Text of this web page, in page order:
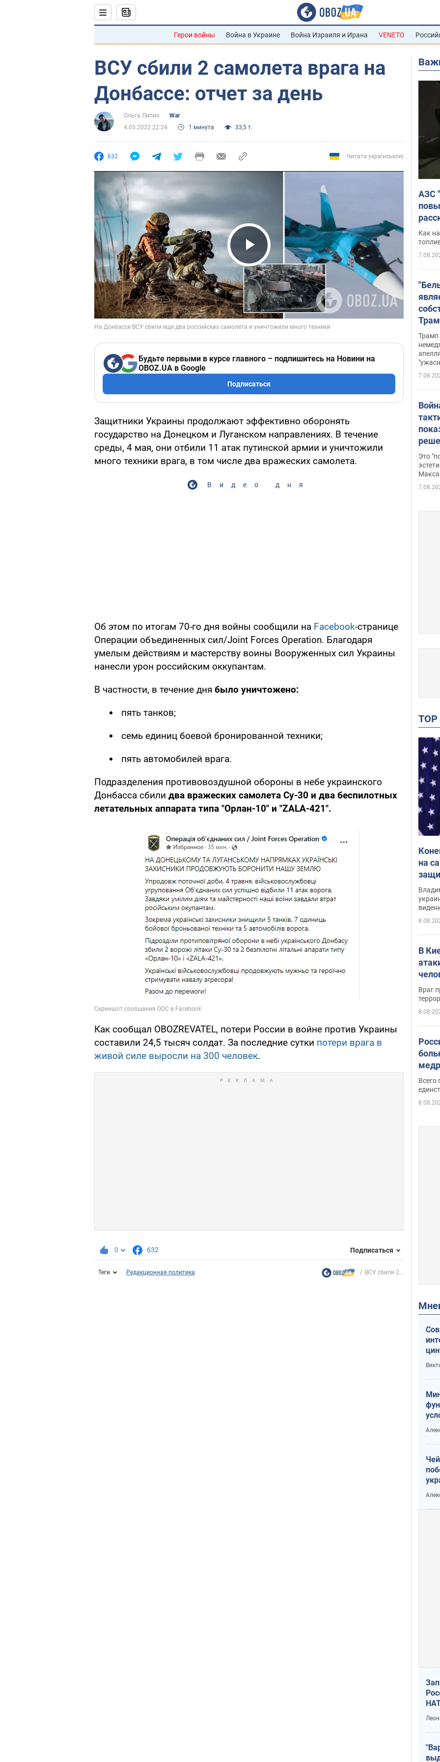
Герои войны Война в Украине Война Израиля и Ирана VENETO
ВСУ сбили 2 самолета врага на
Донбассе: отчет за день
Ольга Липич
War
4.05.2022 22:24
1 минута 33,5 т.
632 Читати українською
Play Video
Будьте первыми в курсе главного – подпишитесь на Новини на
OBOZ.UA в Google
Подписаться
Защитники Украины продолжают эффективно оборонять
государство на Донецком и Луганском направлениях. В течение
среды, 4 мая, они отбили 11 атак путинской армии и уничтожили
много техники врага, в том числе два вражеских самолета.
Видео дня
Об этом по итогам 70-го дня войны сообщили на Facebook-странице
Операции объединенных сил/Joint Forces Operation. Благодаря
умелым действиям и мастерству воины Вооруженных сил Украины
нанесли урон российским оккупантам.
В частности, в течение дня было уничтожено:
пять танков;
семь единиц боевой бронированной техники;
пять автомобилей врага.
Подразделения противовоздушной обороны в небе украинского
Донбасса сбили два вражеских самолета Су-30 и два беспилотных
летательных аппарата типа "Орлан-10" и "ZALA-421".
Как сообщал OBOZREVATEL, потери России в войне против Украины
составили 24,5 тысяч солдат. За последние сутки потери врага в
живой силе выросли на 300 человек.
0 632 Подписаться
Теги Редакционная политика ВСУ сбили 2...
АЗС
Как
Трамп
Это
на
В
Враг
Всего